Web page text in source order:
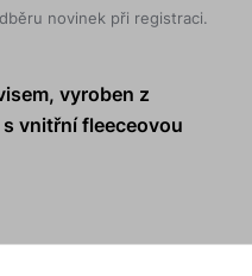
novinek při registraci.
vyroben z
vnitřní fleeceovou